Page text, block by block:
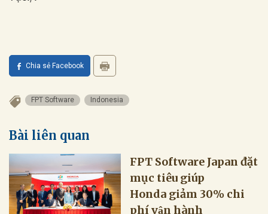
Chia sẻ Facebook
FPT Software Indonesia
Bài liên quan
FPT Software Japan đặt
mục tiêu giúp
Honda giảm 30% chi
phí vận hành